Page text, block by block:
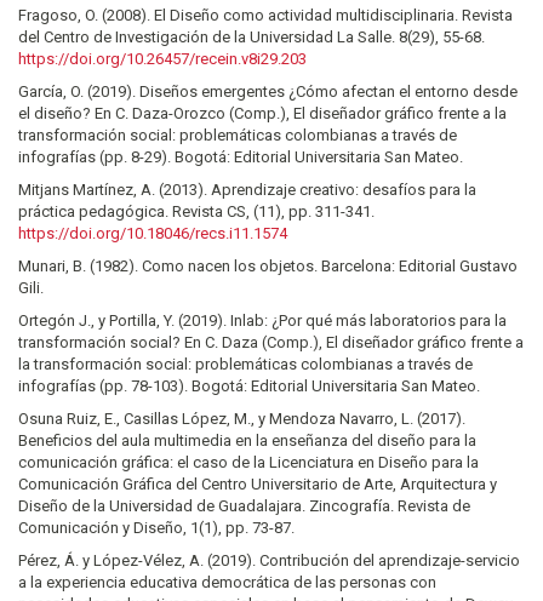
Fragoso, O. (2008). El Diseño como actividad multidisciplinaria. Revista
del Centro de Investigación de la Universidad La Salle. 8(29), 55-68.
https://doi.org/10.26457/recein.v8i29.203
García, O. (2019). Diseños emergentes ¿Cómo afectan el entorno desde
el diseño? En C. Daza-Orozco (Comp.), El diseñador gráfico frente a la
transformación social: problemáticas colombianas a través de
infografías (pp. 8-29). Bogotá: Editorial Universitaria San Mateo.
Mitjans Martínez, A. (2013). Aprendizaje creativo: desafíos para la
práctica pedagógica. Revista CS, (11), pp. 311-341.
https://doi.org/10.18046/recs.i11.1574
Munari, B. (1982). Como nacen los objetos. Barcelona: Editorial Gustavo
Gili.
Ortegón J., y Portilla, Y. (2019). Inlab: ¿Por qué más laboratorios para la
transformación social? En C. Daza (Comp.), El diseñador gráfico frente a
la transformación social: problemáticas colombianas a través de
infografías (pp. 78-103). Bogotá: Editorial Universitaria San Mateo.
Osuna Ruiz, E., Casillas López, M., y Mendoza Navarro, L. (2017).
Beneficios del aula multimedia en la enseñanza del diseño para la
comunicación gráfica: el caso de la Licenciatura en Diseño para la
Comunicación Gráfica del Centro Universitario de Arte, Arquitectura y
Diseño de la Universidad de Guadalajara. Zincografía. Revista de
Comunicación y Diseño, 1(1), pp. 73-87.
Pérez, Á. y López-Vélez, A. (2019). Contribución del aprendizaje-servicio
a la experiencia educativa democrática de las personas con